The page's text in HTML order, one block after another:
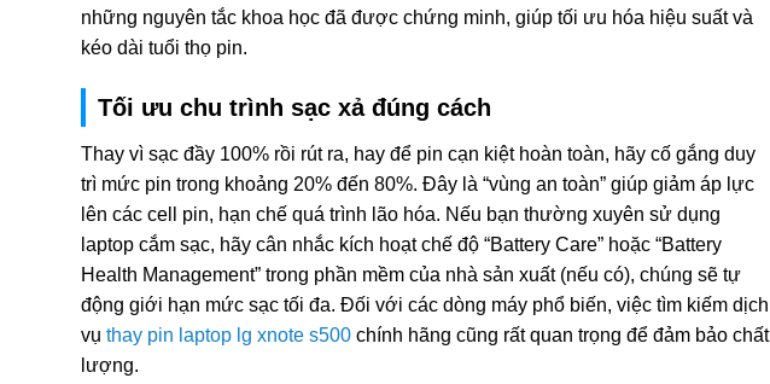
những nguyên tắc khoa học đã được chứng minh, giúp tối ưu hóa hiệu suất và
kéo dài tuổi thọ pin.
Tối ưu chu trình sạc xả đúng cách
Thay vì sạc đầy 100% rồi rút ra, hay để pin cạn kiệt hoàn toàn, hãy cố gắng duy
trì mức pin trong khoảng 20% đến 80%. Đây là “vùng an toàn” giúp giảm áp lực
lên các cell pin, hạn chế quá trình lão hóa. Nếu bạn thường xuyên sử dụng
laptop cắm sạc, hãy cân nhắc kích hoạt chế độ “Battery Care” hoặc “Battery
Health Management” trong phần mềm của nhà sản xuất (nếu có), chúng sẽ tự
động giới hạn mức sạc tối đa. Đối với các dòng máy phổ biến, việc tìm kiếm dịch
vụ thay pin laptop lg xnote s500 chính hãng cũng rất quan trọng để đảm bảo chất
lượng.